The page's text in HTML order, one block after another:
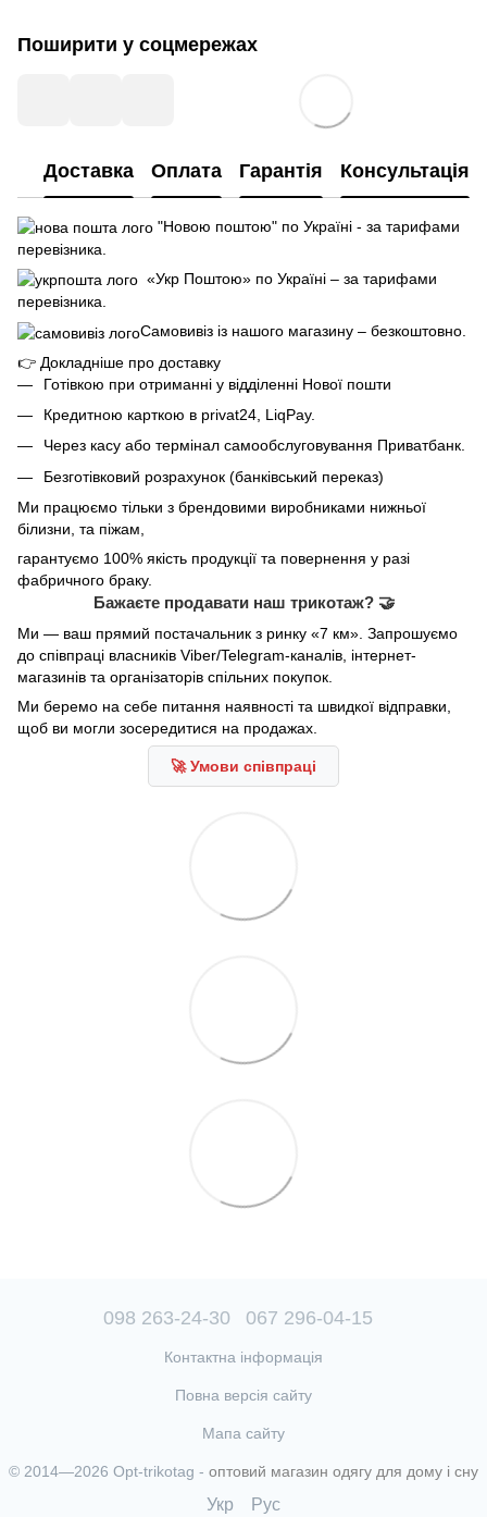
Поширити у соцмережах
Доставка Оплата Гарантія Консультація
"Новою поштою" по Україні - за тарифами
перевізника.
«Укр Поштою» по Україні – за тарифами
перевізника.
Самовивіз із нашого магазину – безкоштовно.
👉 Докладніше про доставку
Готівкою при отриманні у відділенні Нової пошти
Кредитною карткою в privat24, LiqPay.
Через касу або термінал самообслуговування Приватбанк.
Безготівковий розрахунок (банківський переказ)
Ми працюємо тільки з брендовими виробниками нижньої
білизни, та піжам,
гарантуємо 100% якість продукції та повернення у разі
фабричного браку.
Бажаєте продавати наш трикотаж? 🤝
Ми — ваш прямий постачальник з ринку «7 км». Запрошуємо
до співпраці власників Viber/Telegram-каналів, інтернет-
магазинів та організаторів спільних покупок.
Ми беремо на себе питання наявності та швидкої відправки,
щоб ви могли зосередитися на продажах.
🚀 Умови співпраці
098 263-24-30 067 296-04-15
Контактна інформація
Повна версія сайту
Мапа сайту
© 2014—2026 Opt-trikotag - оптовий магазин одягу для дому і сну
Укр Рус